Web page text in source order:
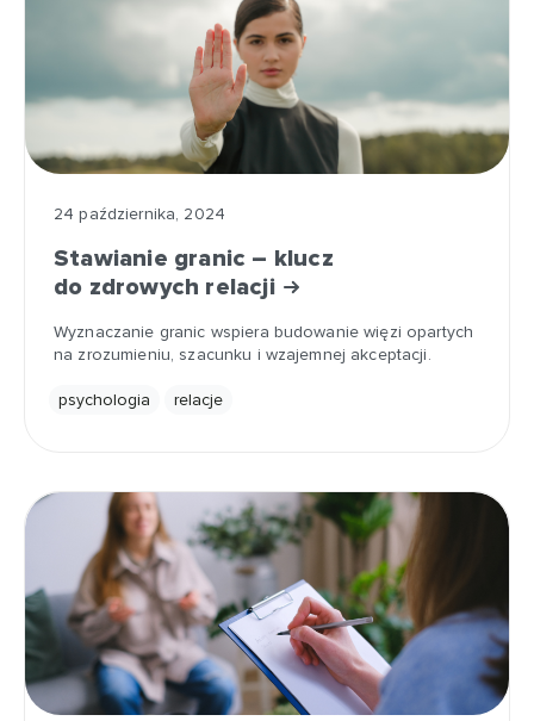
24 października, 2024
Stawianie granic – klucz
do zdrowych relacji
Wyznaczanie granic wspiera budowanie więzi opartych
na zrozumieniu, szacunku i wzajemnej akceptacji.
psychologia relacje